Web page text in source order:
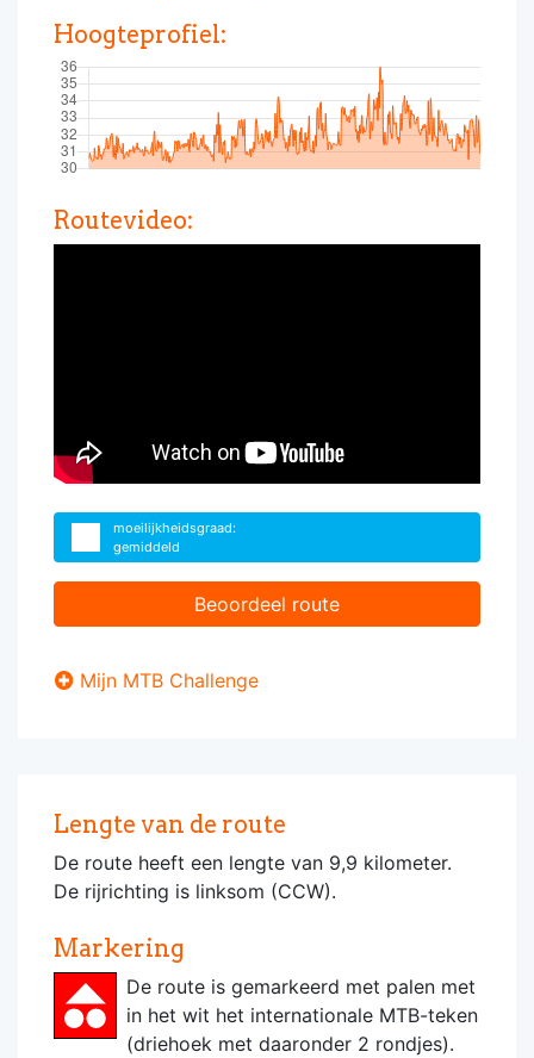
Hoogteprofiel:
Routevideo:
moeilijkheidsgraad:
gemiddeld
Beoordeel route
Mijn MTB Challenge
Lengte van de route
De route heeft een lengte van 9,9 kilometer.
De rijrichting is linksom (CCW).
Markering
De route is gemarkeerd met palen met
in het wit het internationale MTB-teken
(driehoek met daaronder 2 rondjes).